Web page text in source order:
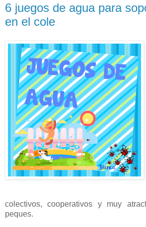
6 juegos de agua para
en el cole
colectivos, cooperativos y muy
peques.